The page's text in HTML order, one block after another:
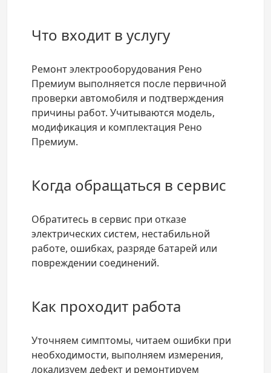
Что входит в услугу
Ремонт электрооборудования Рено
Премиум выполняется после первичной
проверки автомобиля и подтверждения
причины работ. Учитываются модель,
модификация и комплектация Рено
Премиум.
Когда обращаться в сервис
Обратитесь в сервис при отказе
электрических систем, нестабильной
работе, ошибках, разряде батарей или
повреждении соединений.
Как проходит работа
Уточняем симптомы, читаем ошибки при
необходимости, выполняем измерения,
локализуем дефект и ремонтируем